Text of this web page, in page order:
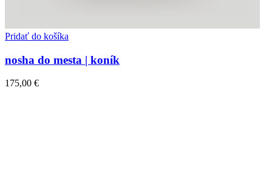
Pridať do košíka
nosha do mesta | koník
175,00 €